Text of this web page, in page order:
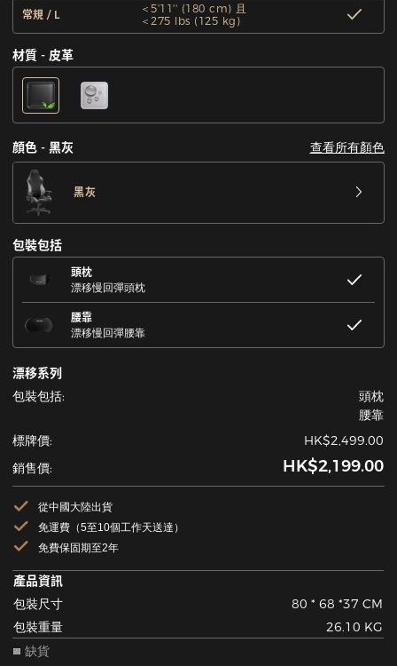
常規 / L
＜5'11'' (180 cm) 且
＜275 lbs (125 kg)
材質 - 皮革
顔色 - 黑灰 查看所有顏色
黑灰
包裝包括
頭枕
漂移慢回彈頭枕
腰靠
漂移慢回彈腰靠
漂移系列
包裝包括:
頭枕
腰靠
標牌價:
HK$2,499.00
銷售價:
HK$2,199.00
從中國大陸出貨
免運費（5至10個工作天送達）
免費保固期至2年
產品資訊
包裝尺寸
80 * 68 *37 CM
包裝重量
26.10 KG
缺貨